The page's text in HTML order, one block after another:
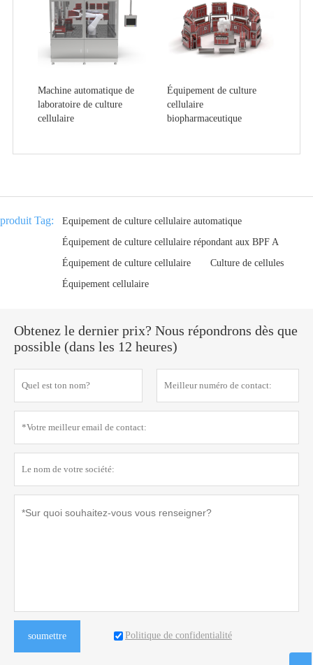
Machine automatique de
laboratoire de culture
cellulaire
Équipement de culture
cellulaire
biopharmaceutique
produit Tag:
Equipement de culture cellulaire automatique
Équipement de culture cellulaire répondant aux BPF A
Équipement de culture cellulaire
Culture de cellules
Équipement cellulaire
Obtenez le dernier prix? Nous répondrons dès que
possible (dans les 12 heures)
soumettre Politique de confidentialité